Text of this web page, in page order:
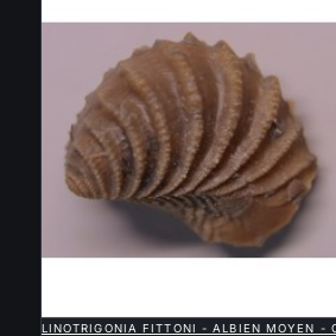
LINOTRIGONIA FITTONI - ALBIEN MOYEN -